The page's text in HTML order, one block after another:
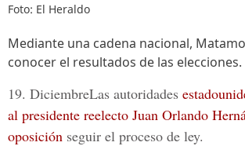
Foto: El Heraldo
Mediante una cadena nacional,
conocer el resultados de las elecciones.
19. DiciembreLas autoridades
al presidente reelecto Juan Orlando
oposición seguir el proceso de ley.